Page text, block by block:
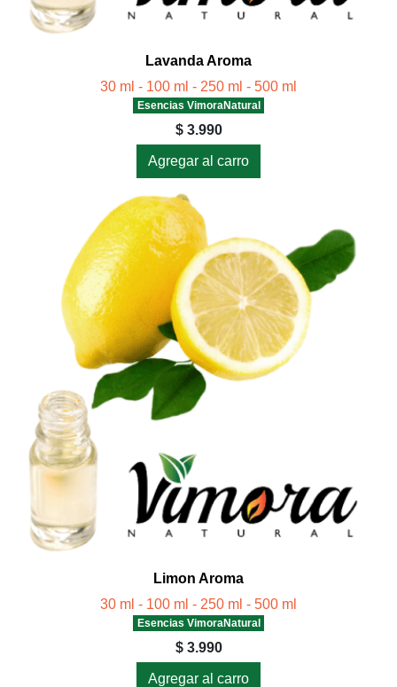
Lavanda Aroma
30 ml - 100 ml - 250 ml - 500 ml
Esencias VimoraNatural
$ 3.990
Agregar al carro
Limon Aroma
30 ml - 100 ml - 250 ml - 500 ml
Esencias VimoraNatural
$ 3.990
Agregar al carro